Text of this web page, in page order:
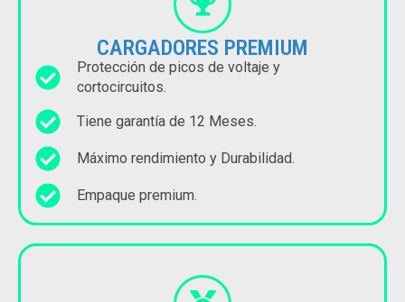
CARGADORES PREMIUM
Protección de picos de voltaje y
cortocircuitos.
Tiene garantía de 12 Meses.
Máximo rendimiento y Durabilidad.
Empaque premium.